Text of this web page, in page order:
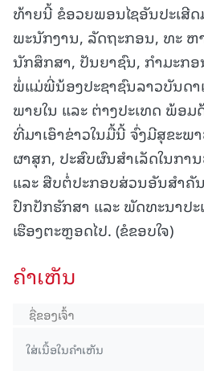
ທ້າຍນີ້ ຂໍອວຍພອນໄຊອັນປະເສີ
ພະນັກງານ, ລັດຖະກອນ, ທະ
ນັກສຶກສາ, ປັນຍາຊົນ, ກໍາມະກອ
ພໍ່ແມ່ພີ່ນ້ອງປະຊາຊົນລາວບັນດ
ພາຍໃນ ແລະ ຕ່າງປະເທດ ພ້ອ
ທີ່ມາເອົາຂ່າວໃນມື້ນີ້ ຈົ່ງມີສຸຂະພ
ຜາສຸກ, ປະສົບຜົນສຳເລັດໃນກ
ແລະ ສືບຕໍ່ປະກອບສ່ວນອັນສຳຄັ
ປົກປັກຮັກສາ ແລະ ພັດທະນາປະ
ເຮືອງຕະຫຼອດໄປ. (ຂໍຂອບໃຈ)
ຄໍາເຫັນ